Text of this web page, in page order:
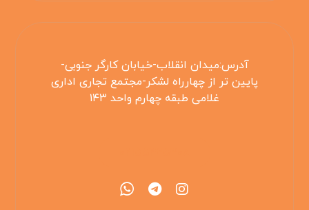
آدرس:میدان انقلاب-خیابان کارگر جنوبی-
پایین تر از چهارراه لشکر-مجتمع تجاری اداری
غلامی طبقه چهارم واحد ۱۴۳